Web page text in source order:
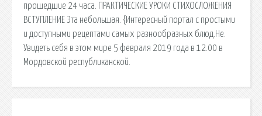
прошедшие 24 часа. ПРАКТИЧЕСКИЕ УРОКИ СТИХОСЛОЖЕНИЯ
ВСТУПЛЕНИЕ Эта небольшая. {Интересный портал с простыми
и доступными рецептами самых разнообразных блюд.Не.
Увидеть себя в этом мире 5 февраля 2019 года в 12.00 в
Мордовской республиканской.